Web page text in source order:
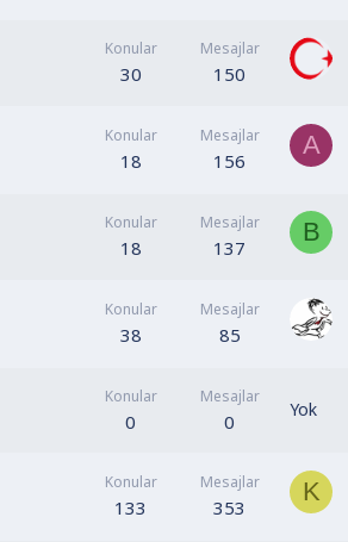
Konular
30
Mesajlar
150
Konular
18
Mesajlar
156
A
Konular
18
Mesajlar
137
B
Konular
38
Mesajlar
85
Konular
0
Mesajlar
0
Yok
Konular
133
Mesajlar
353
K